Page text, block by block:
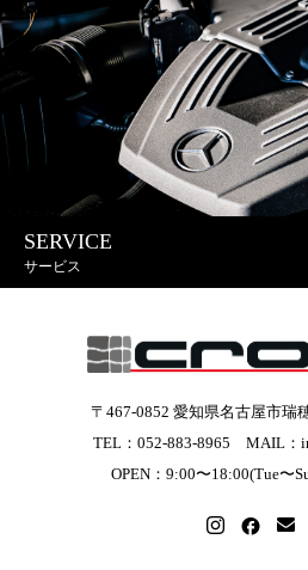
SERVICE
サービス
〒467-0852 愛知県名古屋市瑞
TEL：052-883-8965 MAIL：
OPEN：9:00〜18:00(Tue〜